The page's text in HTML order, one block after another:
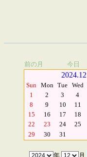
前の月 今日
2024.12
Sun Mon Tue Wed
1
2 3 4
8
9 10 11
15
16 17 18
22
23 24 25
29
30 31
年 月